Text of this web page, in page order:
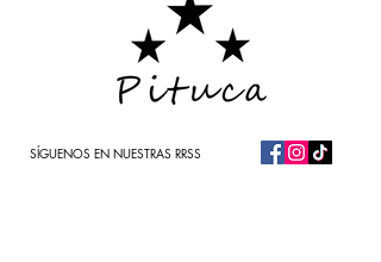
SÍGUENOS EN NUESTRAS RRSS